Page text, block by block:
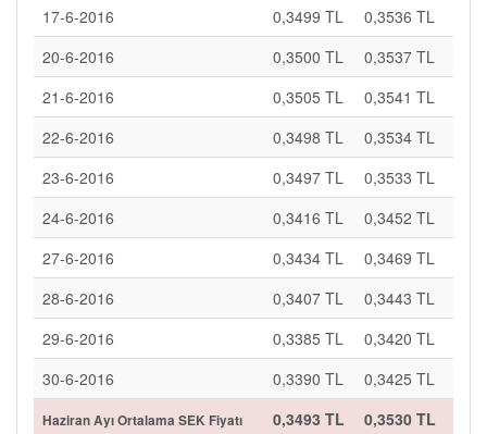
17-6-2016 0,3499 TL
0,3536 TL
20-6-2016
0,3500 TL
0,3537 TL
21-6-2016
0,3505 TL
0,3541 TL
22-6-2016
0,3498 TL
0,3534 TL
23-6-2016
0,3497 TL
0,3533 TL
24-6-2016
0,3416 TL
0,3452 TL
27-6-2016
0,3434 TL
0,3469 TL
28-6-2016
0,3407 TL
0,3443 TL
29-6-2016
0,3385 TL
0,3420 TL
30-6-2016
0,3390 TL 0,3425 TL
Haziran Ayı Ortalama SEK Fiyatı 0,3493 TL 0,3530 TL